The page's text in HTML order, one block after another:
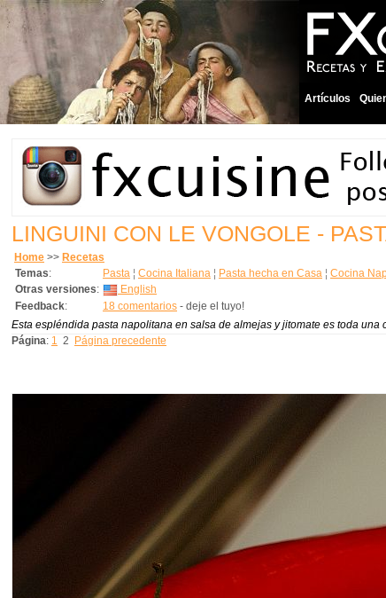
Artículos
LINGUINI CON LE VONGOLE -
Home >> Recetas
Temas: Pasta ¦ Cocina Italiana ¦ Pasta hecha en Casa ¦ Cocina
Otras versiones:
English
Feedback: 18 comentarios - deje el tuyo!
Esta espléndida pasta napolitana en salsa de almejas y jitomate es toda
Página: 1 2 Página precedente